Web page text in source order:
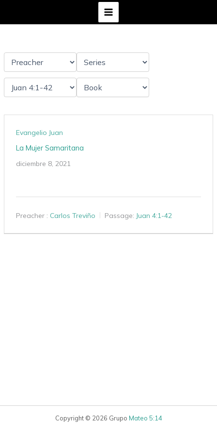
Evangelio Juan
La Mujer Samaritana
diciembre 8, 2021
Preacher : Carlos Treviño Passage: Juan 4:1-42
Copyright © 2026 Grupo Mateo 5:14